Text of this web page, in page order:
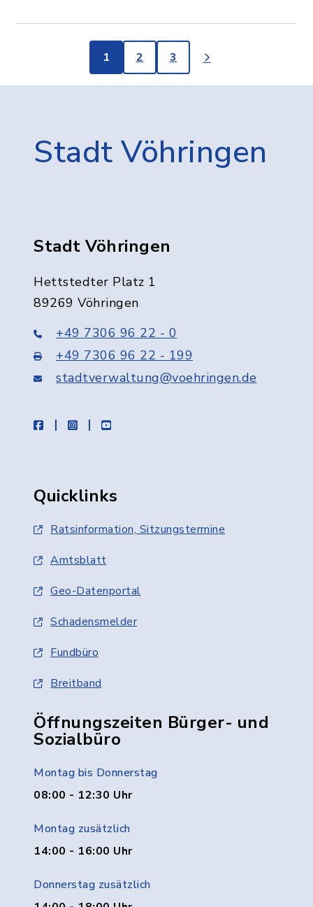
1 2 3
Stadt Vöhringen
Stadt Vöhringen
Hettstedter Platz 1
89269 Vöhringen
+49 7306 96 22 - 0
+49 7306 96 22 - 199
stadtverwaltung@voehringen.de
facebookinstagramyoutube
Quicklinks
Ratsinformation, Sitzungstermine
Amtsblatt
Geo-Datenportal
Schadensmelder
Fundbüro
Breitband
Öffnungszeiten Bürger- und
Sozialbüro
Montag bis Donnerstag
08:00 - 12:30 Uhr
Montag zusätzlich
14:00 - 16:00 Uhr
Donnerstag zusätzlich